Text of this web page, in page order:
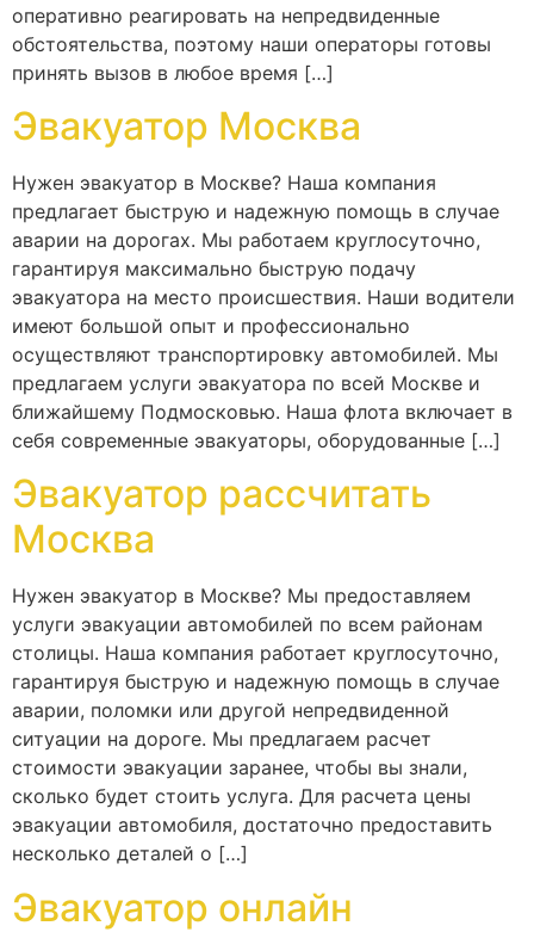
оперативно реагировать на непредвиденные
обстоятельства, поэтому наши операторы готовы
принять вызов в любое время […]
Эвакуатор Москва
Нужен эвакуатор в Москве? Наша компания
предлагает быструю и надежную помощь в случае
аварии на дорогах. Мы работаем круглосуточно,
гарантируя максимально быструю подачу
эвакуатора на место происшествия. Наши водители
имеют большой опыт и профессионально
осуществляют транспортировку автомобилей. Мы
предлагаем услуги эвакуатора по всей Москве и
ближайшему Подмосковью. Наша флота включает в
себя современные эвакуаторы, оборудованные […]
Эвакуатор рассчитать
Москва
Нужен эвакуатор в Москве? Мы предоставляем
услуги эвакуации автомобилей по всем районам
столицы. Наша компания работает круглосуточно,
гарантируя быструю и надежную помощь в случае
аварии, поломки или другой непредвиденной
ситуации на дороге. Мы предлагаем расчет
стоимости эвакуации заранее, чтобы вы знали,
сколько будет стоить услуга. Для расчета цены
эвакуации автомобиля, достаточно предоставить
несколько деталей о […]
Эвакуатор онлайн